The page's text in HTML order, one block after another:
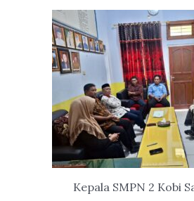
Kepala SMPN 2 Kobi